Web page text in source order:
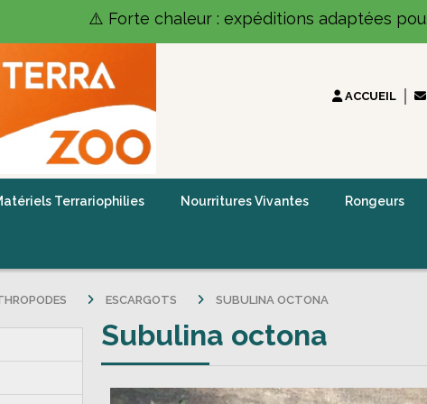
⚠️ Forte chaleur : expéditions adaptées
ACCUEIL
Terrariophilies Nourritures Vivantes Rongeurs
ESCARGOTS SUBULINA OCTONA
Subulina octona